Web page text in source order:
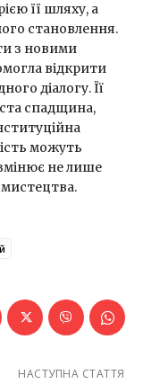
її шляху, а
становлення.
з новими
відкрити
діалогу. Її
спадщина,
можуть
не лише
НАСТУПНА СТАТТЯ